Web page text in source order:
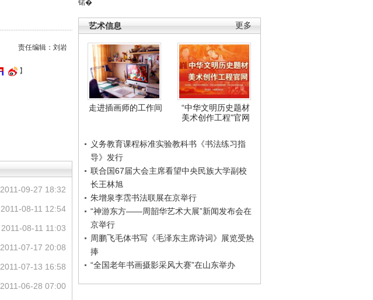
锘�
更多
艺术信息
走进插画师的工作间
“中华文明历史题材
美术创作工程”官网
义务教育课程标准实验教科书《书法练习指
导》发行
联合国67届大会主席看望中央民族大学副校
长王林旭
朱增泉李霑书法联展在京举行
“神游东方——周韶华艺术大展”新闻发布会在
京举行
周鹏飞毛体书写《毛泽东主席诗词》展览受热
捧
“全国老年书画摄影采风大赛”在山东举办
责任编辑：刘岩
】
2011-09-27 18:32
2011-08-11 12:54
2011-08-11 11:03
2011-07-17 20:08
2011-07-13 16:58
2011-06-28 07:00